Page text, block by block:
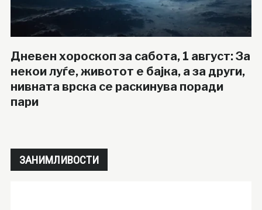
Дневен хороскоп за сабота, 1 август: За
некои луѓе, животот е бајка, а за други,
нивната врска се раскинува поради
пари
ЗАНИМЛИВОСТИ